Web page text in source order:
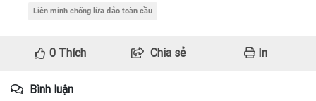
Liên minh chống lừa đảo toàn cầu
0Thích Chia sẻ In
Bình luận